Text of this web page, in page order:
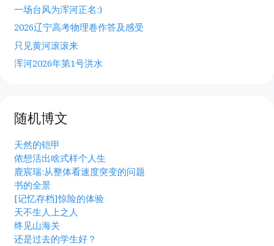
一场台风为浑河正名:)
2026辽宁高考物理卷作答及感受
只见黄河滚滚来
浑河2026年第1号洪水
随机博文
天然的铠甲
侬想活出啥式样个人生
鹿宸瑞:从整体看速度突变的问题
书的全景
[记忆存档]惊险的体验
天不生人上之人
终见山海关
还是过去的学生好？